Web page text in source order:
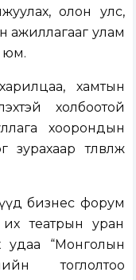
олон улс,
ажиллагааг улам
юм.
хамтын
холбоотой
хоорондын
төлөвлөж
бизнес форум
театрын уран
удаа “Монголын
тоглолтоо